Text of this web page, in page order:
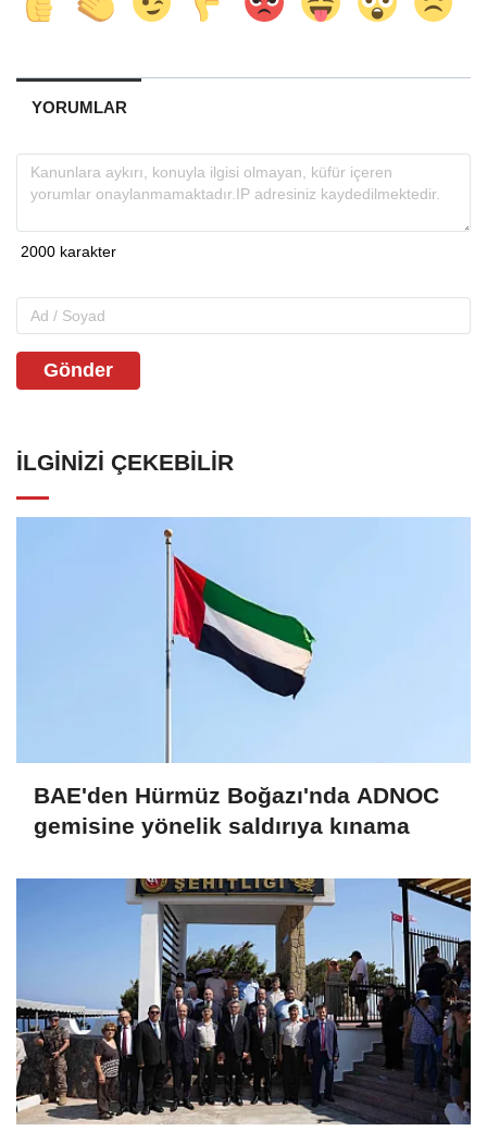
YORUMLAR
Gönder
İLGINIZI ÇEKEBILIR
BAE'den Hürmüz Boğazı'nda ADNOC
gemisine yönelik saldırıya kınama